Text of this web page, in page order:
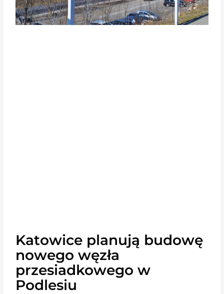
Katowice planują budowę
nowego węzła
przesiadkowego w
Podlesiu